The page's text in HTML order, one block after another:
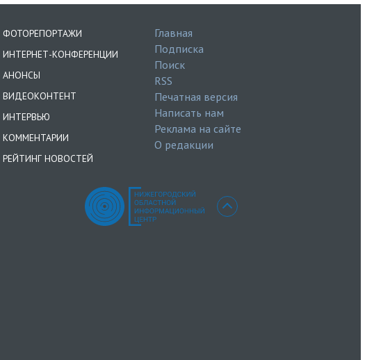
ФОТОРЕПОРТАЖИ
ИНТЕРНЕТ-КОНФЕРЕНЦИИ
АНОНСЫ
ВИДЕОКОНТЕНТ
ИНТЕРВЬЮ
КОММЕНТАРИИ
РЕЙТИНГ НОВОСТЕЙ
Главная
Подписка
Поиск
RSS
Печатная версия
Написать нам
Реклама на сайте
О редакции